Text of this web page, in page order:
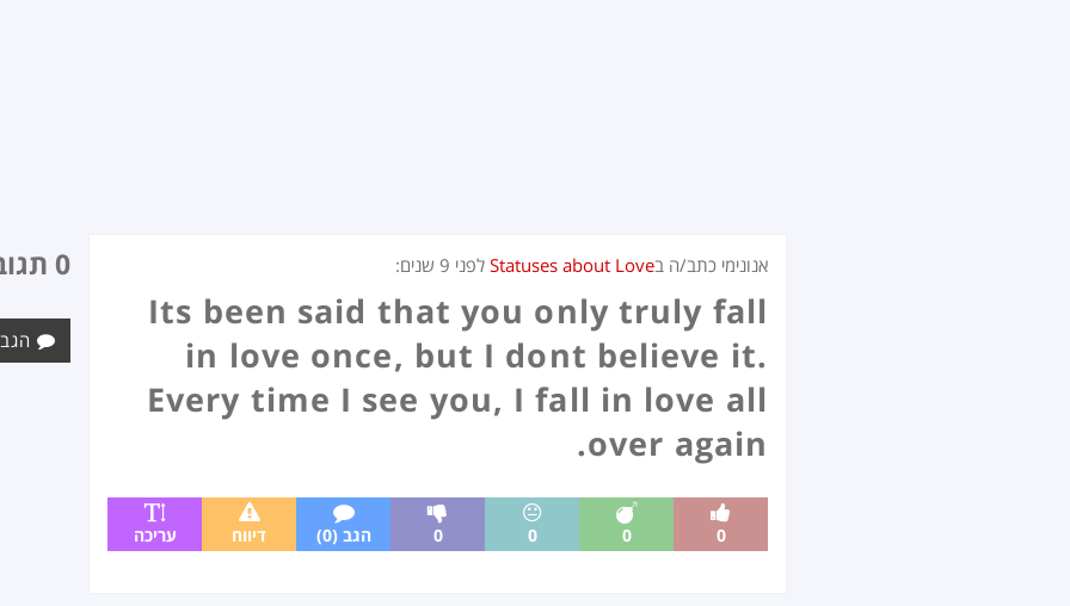
אנונימי כתב/ה בStatuses about Love לפני 9 שנים :
Its been said that you only truly fall
in love once, but I dont believe it.
Every time I see you, I fall in love all
over again.
0
0
0
0 הגב (0) דיווח עריכה
0 תגובות